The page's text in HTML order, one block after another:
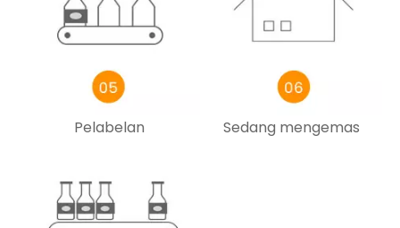
Pelabelan Sedang mengemas